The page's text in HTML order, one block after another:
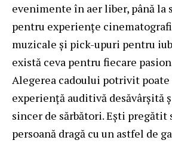
evenimente în aer liber, până la
pentru experiențe
muzicale și pick-upuri pentru
există ceva pentru fiecare
Alegerea cadoului potrivit poate
experiență auditivă desăvârșită
sincer de sărbători. Ești pregătit
persoană dragă cu un astfel de